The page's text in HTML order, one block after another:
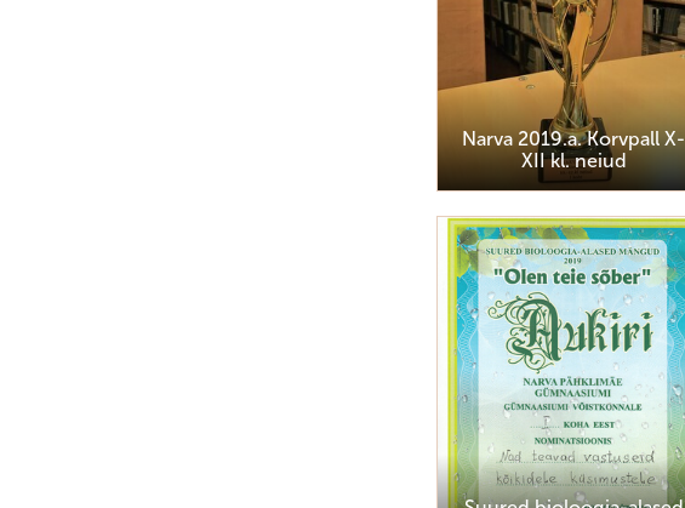
Narva 2019.a. Korvpall X-
XII kl. neiud